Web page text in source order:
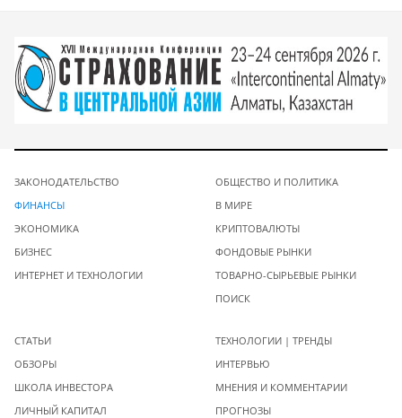
ЗАКОНОДАТЕЛЬСТВО
ФИНАНСЫ
ЭКОНОМИКА
БИЗНЕС
ИНТЕРНЕТ И ТЕХНОЛОГИИ
ОБЩЕСТВО И ПОЛИТИКА
В МИРЕ
КРИПТОВАЛЮТЫ
ФОНДОВЫЕ РЫНКИ
ТОВАРНО-СЫРЬЕВЫЕ РЫНКИ
ПОИСК
СТАТЬИ
ОБЗОРЫ
ШКОЛА ИНВЕСТОРА
ЛИЧНЫЙ КАПИТАЛ
ТЕХНОЛОГИИ | ТРЕНДЫ
ИНТЕРВЬЮ
МНЕНИЯ И КОММЕНТАРИИ
ПРОГНОЗЫ